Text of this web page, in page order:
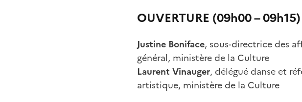
OUVERTURE (09h00 – 09h15)
Justine Boniface, sous-directrice des
général, ministère de la Culture
Laurent Vinauger, délégué danse et
artistique, ministère de la Culture